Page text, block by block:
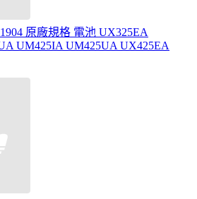
原廠規格 電池 UX325EA
UM425IA UM425UA UX425EA